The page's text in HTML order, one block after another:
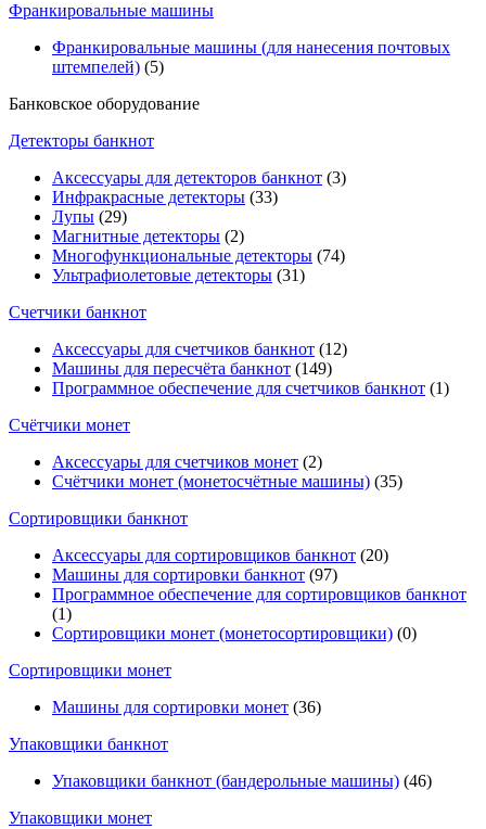
Франкировальные машины
Франкировальные машины (для нанесения почтовых
штемпелей) (5)
Банковское оборудование
Детекторы банкнот
Аксессуары для детекторов банкнот (3)
Инфракрасные детекторы (33)
Лупы (29)
Магнитные детекторы (2)
Многофункциональные детекторы (74)
Ультрафиолетовые детекторы (31)
Счетчики банкнот
Аксессуары для счетчиков банкнот (12)
Машины для пересчёта банкнот (149)
Программное обеспечение для счетчиков банкнот (1)
Счётчики монет
Аксессуары для счетчиков монет (2)
Счётчики монет (монетосчётные машины) (35)
Cортировщики банкнот
Аксессуары для сортировщиков банкнот (20)
Машины для сортировки банкнот (97)
Программное обеспечение для сортировщиков банкнот
(1)
Сортировщики монет (монетосортировщики) (0)
Сортировщики монет
Машины для сортировки монет (36)
Упаковщики банкнот
Упаковщики банкнот (бандерольные машины) (46)
Упаковщики монет